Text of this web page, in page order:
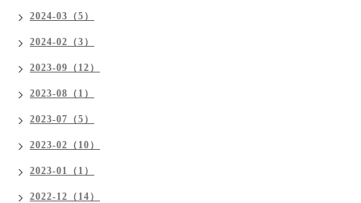
2024-03（5）
2024-02（3）
2023-09（12）
2023-08（1）
2023-07（5）
2023-02（10）
2023-01（1）
2022-12（14）